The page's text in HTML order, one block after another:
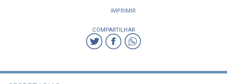
IMPRIMIR
COMPARTILHAR